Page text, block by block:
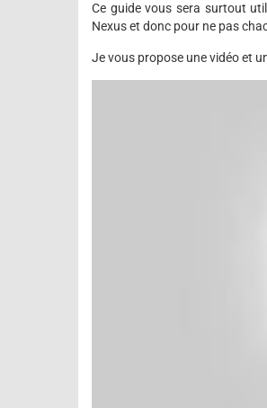
Ce guide vous sera surtout
Nexus et donc pour ne pas
Je vous propose une vidéo et